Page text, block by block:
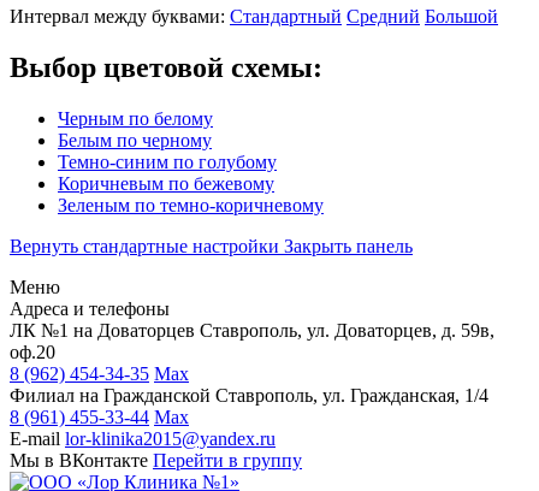
Интервал между буквами: Стандартный Средний Большой
Выбор цветовой схемы:
Черным по белому
Белым по черному
Темно-синим по голубому
Коричневым по бежевому
Зеленым по темно-коричневому
Вернуть стандартные настройки Закрыть панель
Меню
Адреса и телефоны
ЛК №1 на Доваторцев Ставрополь, ул. Доваторцев, д. 59в,
оф.20
8 (962) 454-34-35 Max
Филиал на Гражданской Ставрополь, ул. Гражданская, 1/4
8 (961) 455-33-44 Max
E-mail lor-klinika2015@yandex.ru
Мы в ВКонтакте Перейти в группу